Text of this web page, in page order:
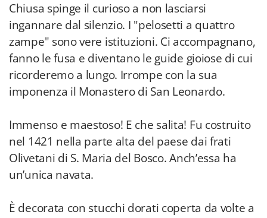
Chiusa spinge il curioso a non lasciarsi
ingannare dal silenzio. I "pelosetti a quattro
zampe" sono vere istituzioni. Ci accompagnano,
fanno le fusa e diventano le guide gioiose di cui
ricorderemo a lungo. Irrompe con la sua
imponenza il Monastero di San Leonardo.
Immenso e maestoso! E che salita! Fu costruito
nel 1421 nella parte alta del paese dai frati
Olivetani di S. Maria del Bosco. Anch’essa ha
un’unica navata.
È decorata con stucchi dorati coperta da volte a